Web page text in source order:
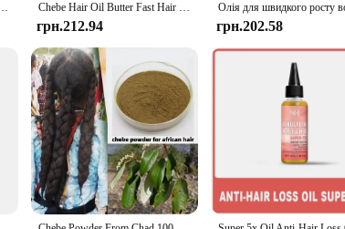
кінчики Пошкоджене волосся Chebe Засіб для догляду за волоссям Захист здоров’я шкіри голови Chebe Hair Oil Butter Fast Hair Growth Hiar Зволожує та захищає натуральне волосся з сильним лікування випадіння коренів
грн.212.94 грн.202.58